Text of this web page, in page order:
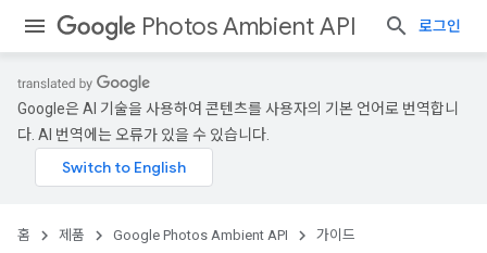
Photos Ambient API 로그인
Google은 AI 기술을 사용하여 콘텐츠를 사용자의 기본 언어로 번역합니
다. AI 번역에는 오류가 있을 수 있습니다.
홈 제품 Google Photos Ambient API 가이드